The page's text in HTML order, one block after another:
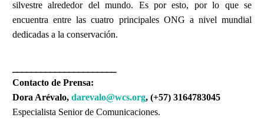
silvestre alrededor del mundo. Es por esto, por lo que se
encuentra entre las cuatro principales ONG a nivel mundial
dedicadas a la conservación.
Contacto de Prensa:
Dora Arévalo, darevalo@wcs.org, (+57) 3164783045
Especialista Senior de Comunicaciones.